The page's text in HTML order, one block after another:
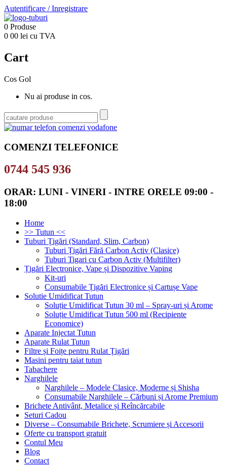
Autentificare /Inregistrare
0 Produse
0 00 lei cu TVA
Cart
Cos Gol
Nu ai produse in cos.
COMENZI TELEFONICE
0744 545 936
ORAR: LUNI - VINERI - INTRE ORELE 09:00 -
18:00
Home
>> Tutun <<
Tuburi Țigări (Standard, Slim, Carbon)
Tuburi Țigări Fără Carbon Activ (Clasice)
Tuburi Tigari cu Carbon Activ (Multifilter)
Țigări Electronice, Vape și Dispozitive Vaping
Kit-uri
Consumabile Țigări Electronice și Cartușe Vape
Solutie Umidificat Tutun
Soluție Umidificat Tutun 30 ml – Spray-uri și Arome
Soluție Umidificat Tutun 500 ml (Recipiente
Economice)
Aparate Injectat Tutun
Aparate Rulat Tutun
Filtre și Foițe pentru Rulat Țigări
Masini pentru taiat tutun
Tabachere
Narghilele
Narghilele – Modele Clasice, Moderne și Shisha
Consumabile Narghilele – Cărbuni și Arome Premium
Brichete Antivânt, Metalice și Reîncărcabile
Seturi Cadou
Diverse – Consumabile Brichete, Scrumiere și Accesorii
Oferte cu transport gratuit
Contul Meu
Blog
Contact